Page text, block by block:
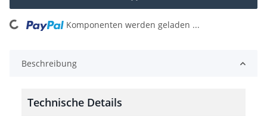
Loading... Komponenten werden geladen ...
Beschreibung
Technische Details